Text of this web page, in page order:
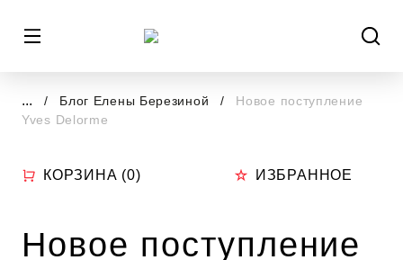
... Блог Елены Березиной
Новое поступление
Yves Delorme
КОРЗИНА (0) ИЗБРАННОЕ
Новое поступление